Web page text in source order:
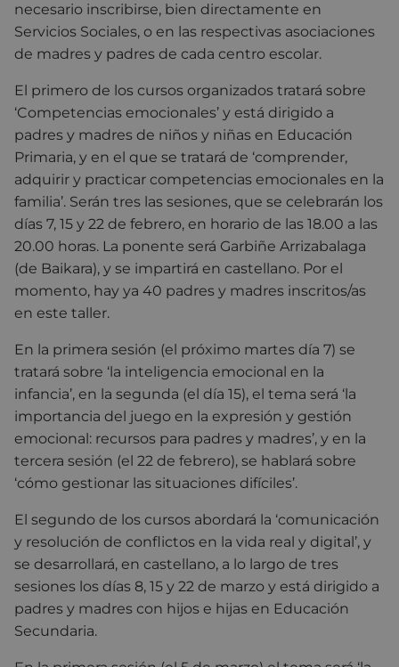
necesario inscribirse, bien directamente en
Servicios Sociales, o en las respectivas asociaciones
de madres y padres de cada centro escolar.
El primero de los cursos organizados tratará sobre
‘Competencias emocionales’ y está dirigido a
padres y madres de niños y niñas en Educación
Primaria, y en el que se tratará de ‘comprender,
adquirir y practicar competencias emocionales en la
familia’. Serán tres las sesiones, que se celebrarán los
días 7, 15 y 22 de febrero, en horario de las 18.00 a las
20.00 horas. La ponente será Garbiñe Arrizabalaga
(de Baikara), y se impartirá en castellano. Por el
momento, hay ya 40 padres y madres inscritos/as
en este taller.
En la primera sesión (el próximo martes día 7) se
tratará sobre ‘la inteligencia emocional en la
infancia’, en la segunda (el día 15), el tema será ‘la
importancia del juego en la expresión y gestión
emocional: recursos para padres y madres’, y en la
tercera sesión (el 22 de febrero), se hablará sobre
‘cómo gestionar las situaciones difíciles’.
El segundo de los cursos abordará la ‘comunicación
y resolución de conflictos en la vida real y digital’, y
se desarrollará, en castellano, a lo largo de tres
sesiones los días 8, 15 y 22 de marzo y está dirigido a
padres y madres con hijos e hijas en Educación
Secundaria.